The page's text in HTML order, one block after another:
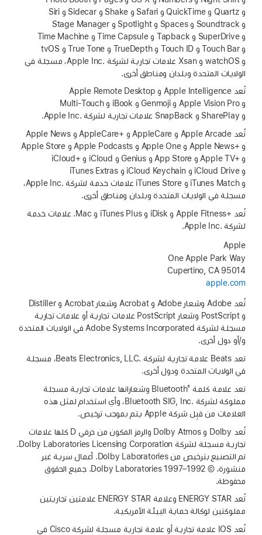
و Quartz و QuickTime و Safari و Shake و Sidecar و Siri
و Soundtrack و Spaces و Spotlight و Stage Manager
و SuperDrive و Tapback و Time Capsule و Time Machine
و Touch Bar و Touch ID و TrueDepth و True Tone و tvOS
و watchOS و Xsan علامات تجارية لشركة Apple Inc.‎، مسجلة في
الولايات المتحدة وبلدان ومناطق أخرى.
تُعد Apple Intelligence و Apple Remote Desktop
و Apple Vision Pro و Genmoji و iBook و Multi‑Touch
و SharePlay و SnapBack علامات تجارية لشركة Apple Inc.‎.
تُعد Apple Arcade و AppleCare و AppleCare+‎ و Apple News
و Apple News+‎ و Apple One و Apple Podcasts و Apple Store
و Apple TV+‎ و App Store و Genius و iCloud و iCloud+‎
و iCloud Drive و iCloud Keychain و iTunes Extras
و iTunes Match و iTunes Store علامات خدمة لشركة Apple Inc.‎،
مسجلة في الولايات المتحدة وبلدان ومناطق أخرى.
تُعد Apple Fitness+‎ و iDisk و iTunes Plus و ‎.Mac علامات خدمة
لشركة Apple Inc.‎.
‪Apple‬
One Apple Park Way
Cupertino, CA 95014
apple.com
تُعد Adobe وشعار Adobe و Acrobat وشعار Acrobat و Distiller
و PostScript وشعار PostScript علامات تجارية أو علامات تجارية
مسجلة لشركة Adobe Systems Incorporated في الولايات المتحدة
و/أو دول أخرى.
تعد Beats علامة تجارية لشركة Beats Electronics, LLC.‎، مسجلة
في الولايات المتحدة ودول أخرى.
تعد علامة كلمة Bluetooth ®
‎ وشعاراتها علامات تجارية مسجلة
مملوكة لشركة Bluetooth SIG, Inc.‎، وأي استخدام لمثل هذه
العلامات من قبِل شركة Apple يتم بموجب ترخيص.
تُعد Dolby و Dolby Atmos والرمز المكون من حرفي D كلها علامات
تم التصنيع بترخيص من Dolby Laboratories. أعمال سرية غير
منشورة، © 1992–1997 Dolby Laboratories. جميع الحقوق
محفوظة.
تُعد ENERGY STAR وعلامة ENERGY STAR علامتين تجاريتين
مملوكتين لوكالة حماية البيئة الأمريكية.
تُعد IOS علامة تجارية أو علامة تجارية مسجلة لشركة Cisco في